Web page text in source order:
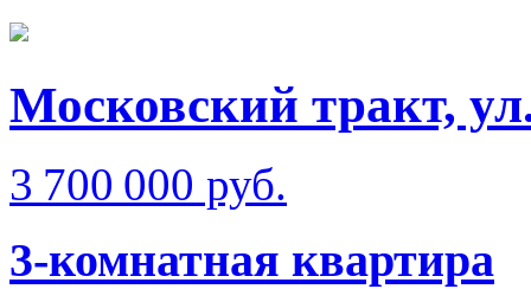
Московский тракт,
3 700 000 руб.
3-комнатная квартира